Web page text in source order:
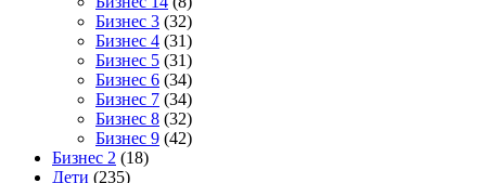
Бизнес 3 (32)
Бизнес 4 (31)
Бизнес 5 (31)
Бизнес 6 (34)
Бизнес 7 (34)
Бизнес 8 (32)
Бизнес 9 (42)
Бизнес 2 (18)
Дети (235)